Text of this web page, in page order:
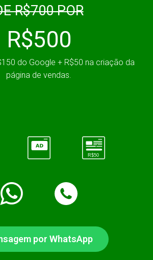
R$700 POR
R$500
do Google + R$50 na criação da
página de vendas.
R$50
por WhatsApp